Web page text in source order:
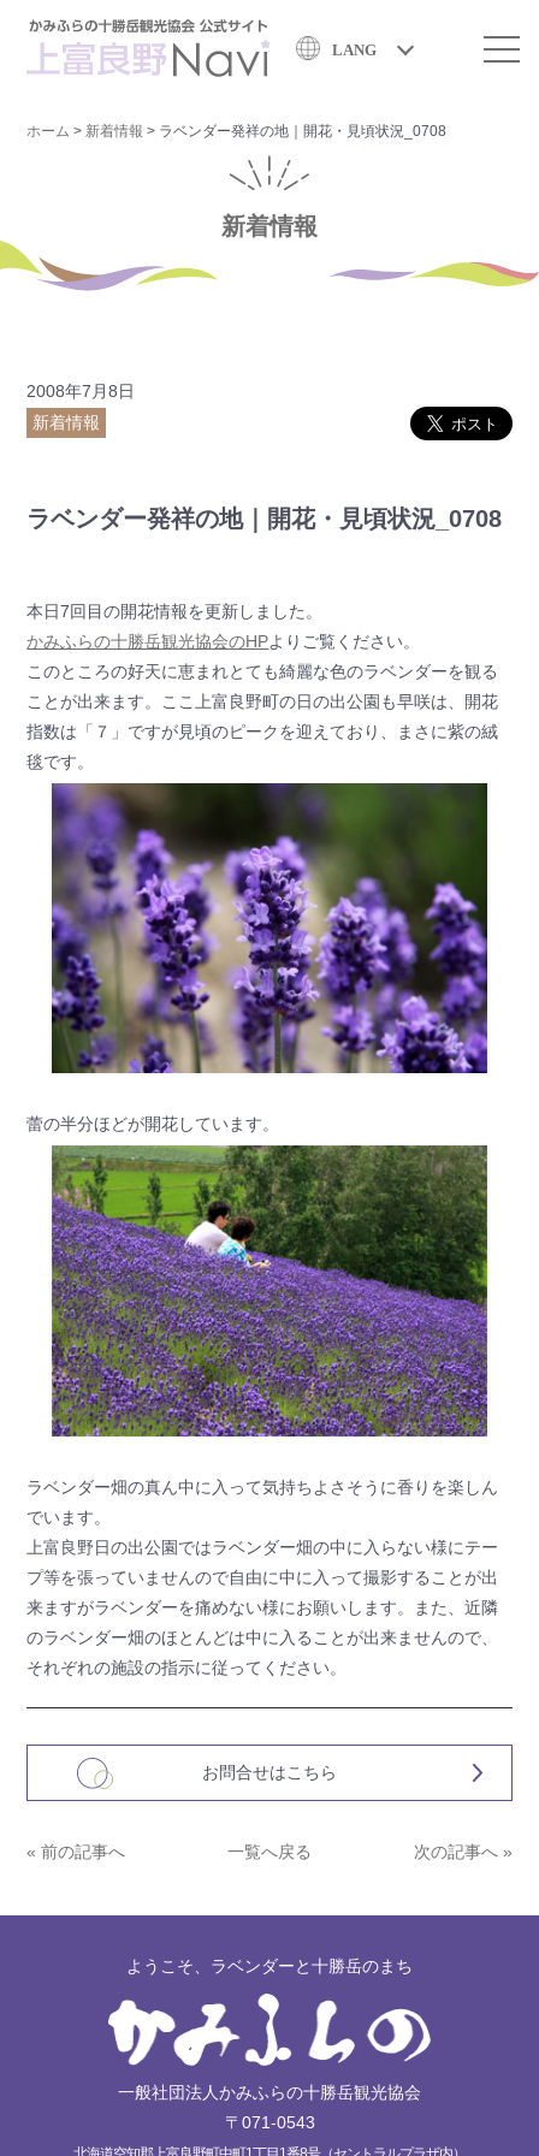
LANG
ホーム > 新着情報 > ラベンダー発祥の地｜開花・見頃状況_0708
新着情報
2008年7月8日
新着情報
ラベンダー発祥の地｜開花・見頃状況_0708
本日7回目の開花情報を更新しました。
かみふらの十勝岳観光協会のHPよりご覧ください。
このところの好天に恵まれとても綺麗な色のラベンダーを観る
ことが出来ます。ここ上富良野町の日の出公園も早咲は、開花
指数は「７」ですが見頃のピークを迎えており、まさに紫の絨
毯です。
蕾の半分ほどが開花しています。
ラベンダー畑の真ん中に入って気持ちよさそうに香りを楽しん
でいます。
上富良野日の出公園ではラベンダー畑の中に入らない様にテー
プ等を張っていませんので自由に中に入って撮影することが出
来ますがラベンダーを痛めない様にお願いします。また、近隣
のラベンダー畑のほとんどは中に入ることが出来ませんので、
それぞれの施設の指示に従ってください。
お問合せはこちら
« 前の記事へ 一覧へ戻る 次の記事へ »
ようこそ、ラベンダーと十勝岳のまち
一般社団法人かみふらの十勝岳観光協会
〒071-0543